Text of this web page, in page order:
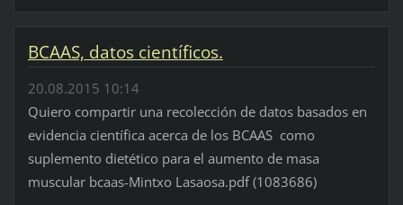
BCAAS, datos científicos.
20.08.2015 10:14
Quiero compartir una recolección de datos basados en
evidencia científica acerca de los BCAAS como
suplemento dietético para el aumento de masa
muscular bcaas-Mintxo Lasaosa.pdf (1083686)